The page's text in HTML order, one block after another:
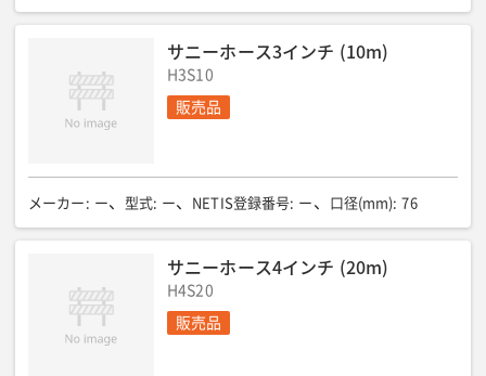
サニーホース3インチ (10m)
H3S10
販売品
メーカー : ー 型式: ー NETIS登録番号: ー 口径(mm): 76
サニーホース4インチ (20m)
H4S20
販売品